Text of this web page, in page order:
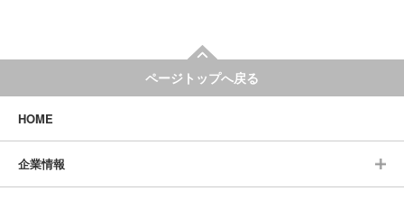
ページトップへ戻る
HOME
企業情報